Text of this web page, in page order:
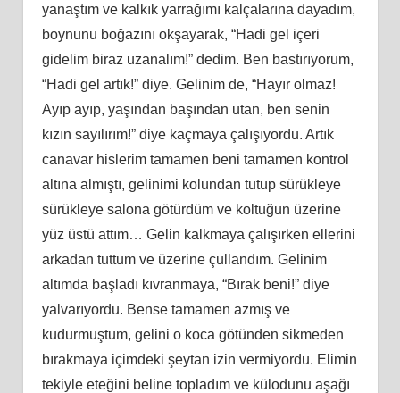
yanaştım ve kalkık yarrağımı kalçalarına dayadım,
boynunu boğazını okşayarak, “Hadi gel içeri
gidelim biraz uzanalım!” dedim. Ben bastırıyorum,
“Hadi gel artık!” diye. Gelinim de, “Hayır olmaz!
Ayıp ayıp, yaşından başından utan, ben senin
kızın sayılırım!” diye kaçmaya çalışıyordu. Artık
canavar hislerim tamamen beni tamamen kontrol
altına almıştı, gelinimi kolundan tutup sürükleye
sürükleye salona götürdüm ve koltuğun üzerine
yüz üstü attım… Gelin kalkmaya çalışırken ellerini
arkadan tuttum ve üzerine çullandım. Gelinim
altımda başladı kıvranmaya, “Bırak beni!” diye
yalvarıyordu. Bense tamamen azmış ve
kudurmuştum, gelini o koca götünden sikmeden
bırakmaya içimdeki şeytan izin vermiyordu. Elimin
tekiyle eteğini beline topladım ve külodunu aşağı